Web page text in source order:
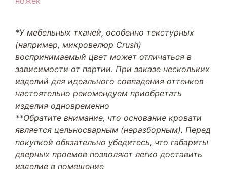
*У мебельных тканей, особенно текстурных
(например, микровелюр Crush)
воспринимаемый цвет может отличаться в
зависимости от партии. При заказе нескольких
изделий для идеального совпадения оттенков
настоятельно рекомендуем приобретать
изделия одновременно
**Обратите внимание, что основание кровати
является цельносварным (неразборным). Перед
покупкой обязательно убедитесь, что габариты
дверных проемов позволяют легко доставить
изделие в помещение